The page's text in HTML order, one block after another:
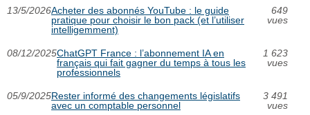
13/5/2026Acheter des abonnés YouTube : le guide
pratique pour choisir le bon pack (et l’utiliser
intelligemment)
649
vues
08/12/2025ChatGPT France : l’abonnement IA en
français qui fait gagner du temps à tous les
professionnels
1 623
vues
05/9/2025Rester informé des changements législatifs
avec un comptable personnel
3 491
vues